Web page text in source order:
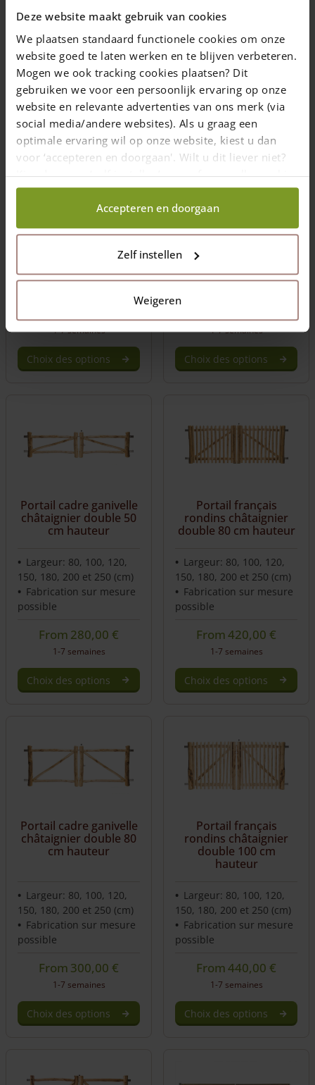
Deze website maakt gebruik van cookies
We plaatsen standaard functionele cookies om onze
website goed te laten werken en te blijven verbeteren.
Mogen we ook tracking cookies plaatsen? Dit
gebruiken we voor een persoonlijk ervaring op onze
website en relevante advertenties van ons merk (via
social media/andere websites). Als u graag een
optimale ervaring wil op onze website, kiest u dan
voor ‘accepteren en doorgaan'. Wilt u dit liever niet?
Kies dan voor ‘zelf instellen’ en geef aan welke cookies
wij wel mogen verzamelen.
Accepteren en doorgaan
Zelf instellen
Weigeren
Portail rustique angle
double
Largeur: 120, 150, 200
et 250 (cm)
Fabrication sur mesure
possible
1-7 semaines
Choix des options
Portail français
double 50 cm hauteur
150, 180, 200 et 250 (cm)
Fabrication sur mesure
possible
1-7 semaines
Choix des options
Portail cadre ganivelle
châtaignier double 50
cm hauteur
Largeur: 80, 100, 120,
150, 180, 200 et 250 (cm)
Fabrication sur mesure
possible
From 280,00€
1-7 semaines
Choix des options
Portail français
rondins châtaignier
double 80 cm hauteur
Largeur: 80, 100, 120,
150, 180, 200 et 250 (cm)
Fabrication sur mesure
possible
From420,00€
1-7 semaines
Choix des options
Portail cadre ganivelle
châtaignier double 80
cm hauteur
Largeur: 80, 100, 120,
150, 180, 200 et 250 (cm)
Fabrication sur mesure
possible
From 300,00€
1-7 semaines
Choix des options
Portail français
rondins châtaignier
double 100 cm
hauteur
Largeur: 80, 100, 120,
150, 180, 200 et 250 (cm)
Fabrication sur mesure
possible
From440,00€
1-7 semaines
Choix des options